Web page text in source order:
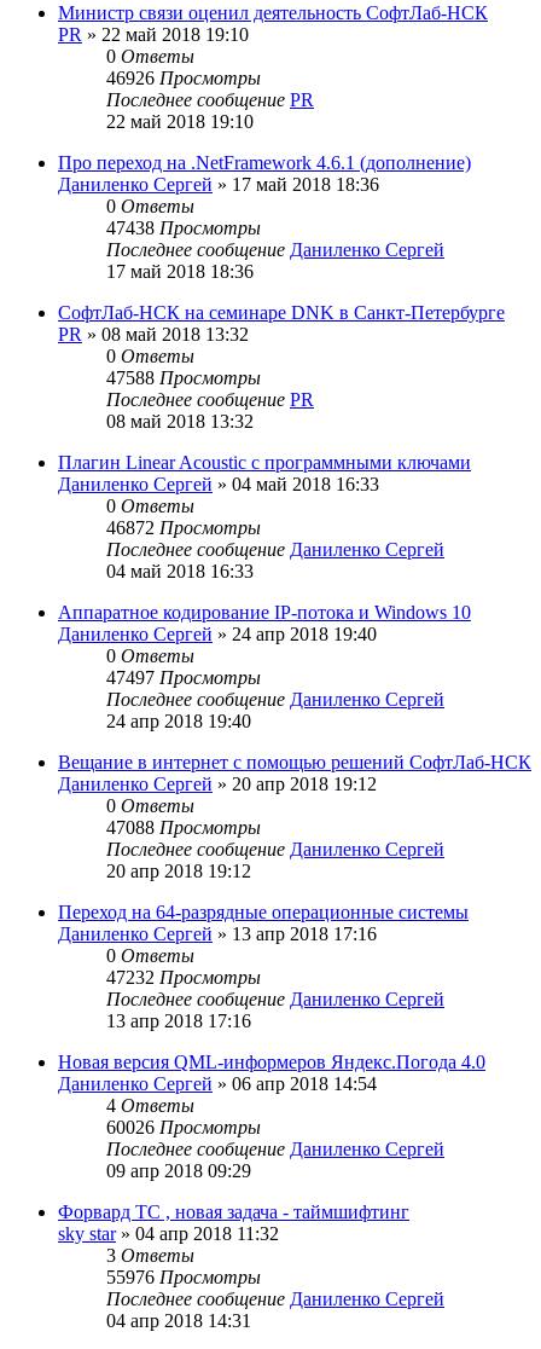
Министр связи оценил деятельность СофтЛаб-НСК
PR » 22 май 2018 19:10
0 Ответы
46926 Просмотры
Последнее сообщение PR
22 май 2018 19:10
Про переход на .NetFramework 4.6.1 (дополнение)
Даниленко Сергей » 17 май 2018 18:36
0 Ответы
47438 Просмотры
Последнее сообщение Даниленко Сергей
17 май 2018 18:36
СофтЛаб-НСК на семинаре DNK в Санкт-Петербурге
PR » 08 май 2018 13:32
0 Ответы
47588 Просмотры
Последнее сообщение PR
08 май 2018 13:32
Плагин Linear Acoustic с программными ключами
Даниленко Сергей » 04 май 2018 16:33
0 Ответы
46872 Просмотры
Последнее сообщение Даниленко Сергей
04 май 2018 16:33
Аппаратное кодирование IP-потока и Windows 10
Даниленко Сергей » 24 апр 2018 19:40
0 Ответы
47497 Просмотры
Последнее сообщение Даниленко Сергей
24 апр 2018 19:40
Вещание в интернет с помощью решений СофтЛаб-НСК
Даниленко Сергей » 20 апр 2018 19:12
0 Ответы
47088 Просмотры
Последнее сообщение Даниленко Сергей
20 апр 2018 19:12
Переход на 64-разрядные операционные системы
Даниленко Сергей » 13 апр 2018 17:16
0 Ответы
47232 Просмотры
Последнее сообщение Даниленко Сергей
13 апр 2018 17:16
Новая версия QML-информеров Яндекс.Погода 4.0
Даниленко Сергей » 06 апр 2018 14:54
4 Ответы
60026 Просмотры
Последнее сообщение Даниленко Сергей
09 апр 2018 09:29
Форвард ТС , новая задача - таймшифтинг
sky star» 04 апр 2018 11:32
3 Ответы
55976 Просмотры
Последнее сообщение Даниленко Сергей
04 апр 2018 14:31